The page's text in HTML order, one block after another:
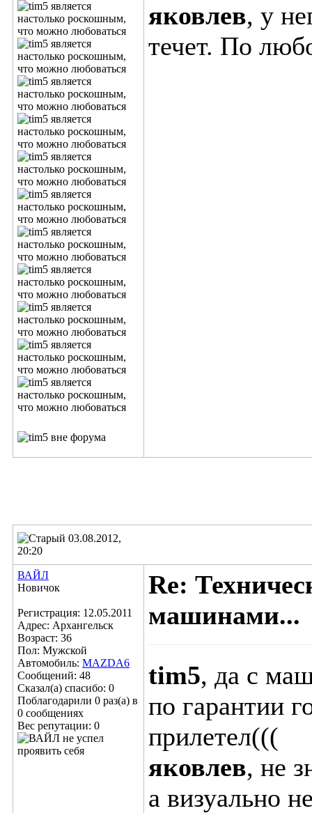
яковлев, у
течет. По
03.08.2012,
20:20
ВАЙЛ
Новичок
Регистрация: 12.05.2011
Адрес: Архангельск
Возраст: 36
Пол: Мужской
Автомобиль: MAZDA6
Сообщений: 48
Сказал(а) спасибо: 0
Поблагодарили 0 раз(а) в
0 сообщениях
Вес репутации: 0
Re:
машинами...
tim5, да с
по гарантии
прилетел(((
яковлев, не
а визуально